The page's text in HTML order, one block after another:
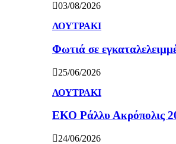
03/08/2026
ΛΟΥΤΡΑΚΙ
Φωτιά σε
25/06/2026
ΛΟΥΤΡΑΚΙ
ΕΚΟ Ράλλυ Ακρόπολις
24/06/2026